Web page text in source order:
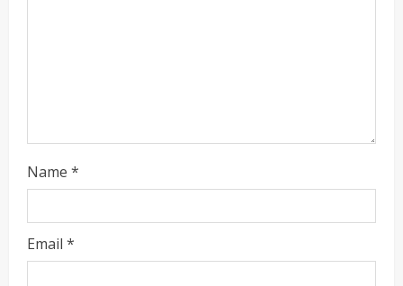
Name *
Email *